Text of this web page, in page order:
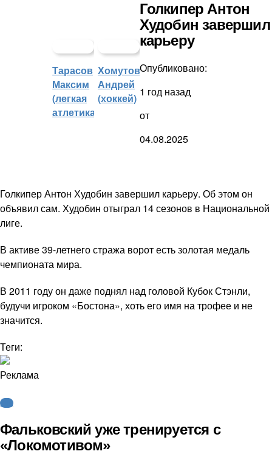
Тарасов
Максим
(легкая
атлетика)
Хомутов
Андрей
(хоккей)
Голкипер Антон
Худобин завершил
карьеру
Опубликовано:
1 год назад
от
04.08.2025
Голкипер Антон Худобин завершил карьеру. Об этом он
объявил сам. Худобин отыграл 14 сезонов в Национальной
лиге.
В активе 39-летнего стража ворот есть золотая медаль
чемпионата мира.
В 2011 году он даже поднял над головой Кубок Стэнли,
будучи игроком «Бостона», хоть его имя на трофее и не
значится.
Теги:
Реклама
КХЛ
Фальковский уже тренируется с
«Локомотивом»